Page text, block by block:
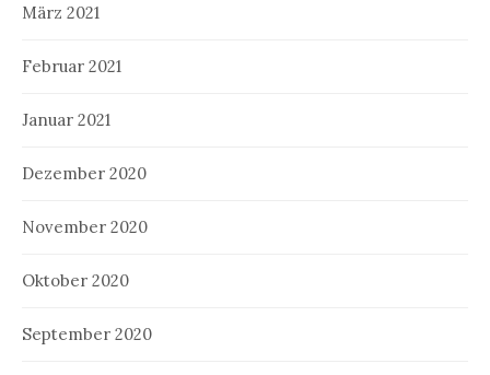
März 2021
Februar 2021
Januar 2021
Dezember 2020
November 2020
Oktober 2020
September 2020